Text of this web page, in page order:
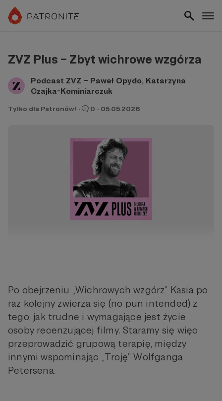
ZVZ Plus – Zbyt wichrowe wzgórza
Podcast ZVZ – Paweł Opydo, Katarzyna
Czajka-Kominiarczuk
Tylko dla Patronów! · 0 · 05.05.2026
Po obejrzeniu „Wichrowych wzgórz” Kasia po
raz kolejny zwierza się (no pun intended) z
tego, jak trudne i wymagające jest życie
osoby recenzującej filmy. Staramy się więc
przeprowadzić grupową terapię, między
innymi wspominając „Troję” Wolfganga
Petersena.